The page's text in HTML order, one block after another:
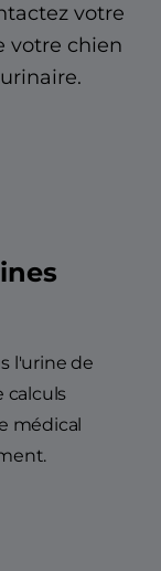
votre
votre chien
l'urine de
calculs
médical